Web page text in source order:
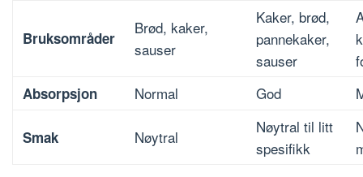
Bruksområder
Brød, kaker,
sauser
Kaker, brød,
pannekaker,
sauser
Absorpsjon Normal God
Smak Nøytral
Nøytral til litt
spesifikk